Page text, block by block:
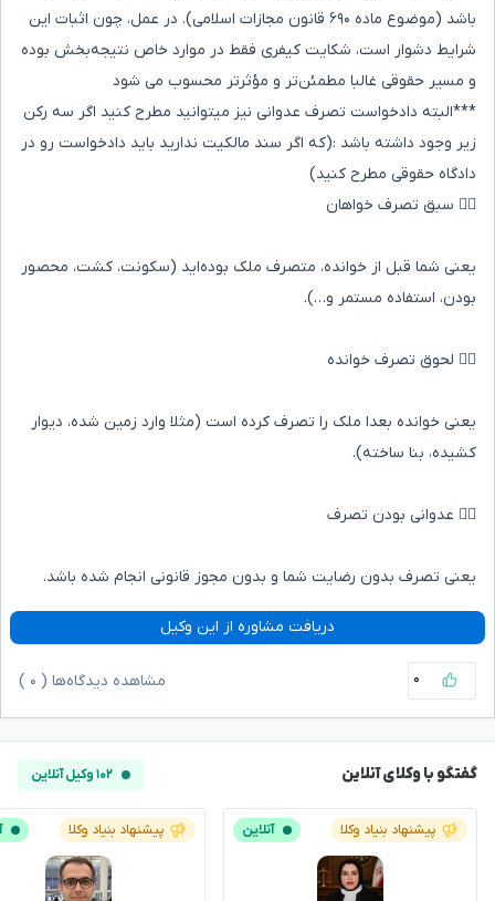
باشد (موضوع ماده ۶۹۰ قانون مجازات اسلامی). در عمل، چون اثبات این
شرایط دشوار است، شکایت کیفری فقط در موارد خاص نتیجه‌بخش بوده
و مسیر حقوقی غالبا مطمئن‌تر و مؤثرتر محسوب می شود
***البته دادخواست تصرف عدوانی نیز میتوانید مطرح کنید اگر سه رکن
زیر وجود داشته باشد :(که اگر سند مالکیت ندارید باید دادخواست رو در
دادگاه حقوقی مطرح کنید)
۱️⃣ سبق تصرف خواهان
یعنی شما قبل از خوانده، متصرف ملک بوده‌اید (سکونت، کشت، محصور
بودن، استفاده مستمر و…).
۲️⃣ لحوق تصرف خوانده
یعنی خوانده بعدا ملک را تصرف کرده است (مثلا وارد زمین شده، دیوار
کشیده، بنا ساخته).
۳️⃣ عدوانی بودن تصرف
یعنی تصرف بدون رضایت شما و بدون مجوز قانونی انجام شده باشد.
دریافت مشاوره از این وکیل
۰ مشاهده دیدگاه‌ها ( ۰
گفتگو با وکلای آنلاین ۱۰۲ وکیل آنلاین
پیشنهاد بنیاد وکلا آنلاین پیشنهاد بنیاد وکلا